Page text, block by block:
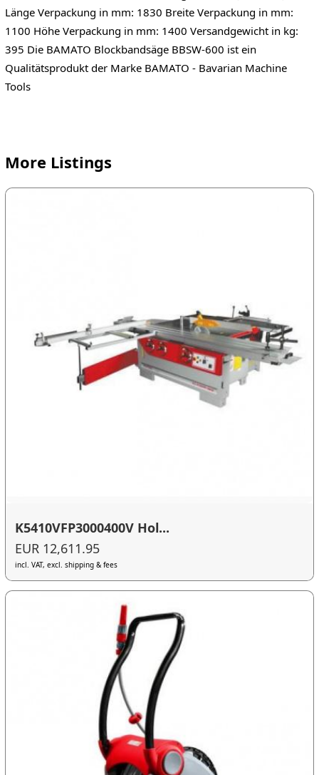
Länge Verpackung in mm: 1830 Breite Verpackung in mm:
1100 Höhe Verpackung in mm: 1400 Versandgewicht in kg:
395 Die BAMATO Blockbandsäge BBSW-600 ist ein
Qualitätsprodukt der Marke BAMATO - Bavarian Machine
Tools
More Listings
K5410VFP3000400V Hol...
EUR 12,611.95
incl. VAT, excl. shipping & fees